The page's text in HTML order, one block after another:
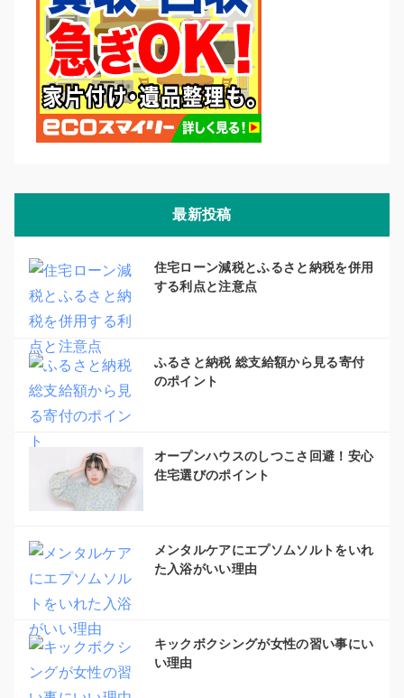
最新投稿
住宅ローン減税とふるさと納税を併用
する利点と注意点
ふるさと納税 総支給額から見る寄付
のポイント
オープンハウスのしつこさ回避！安心
住宅選びのポイント
メンタルケアにエプソムソルトをいれ
た入浴がいい理由
キックボクシングが女性の習い事にい
い理由